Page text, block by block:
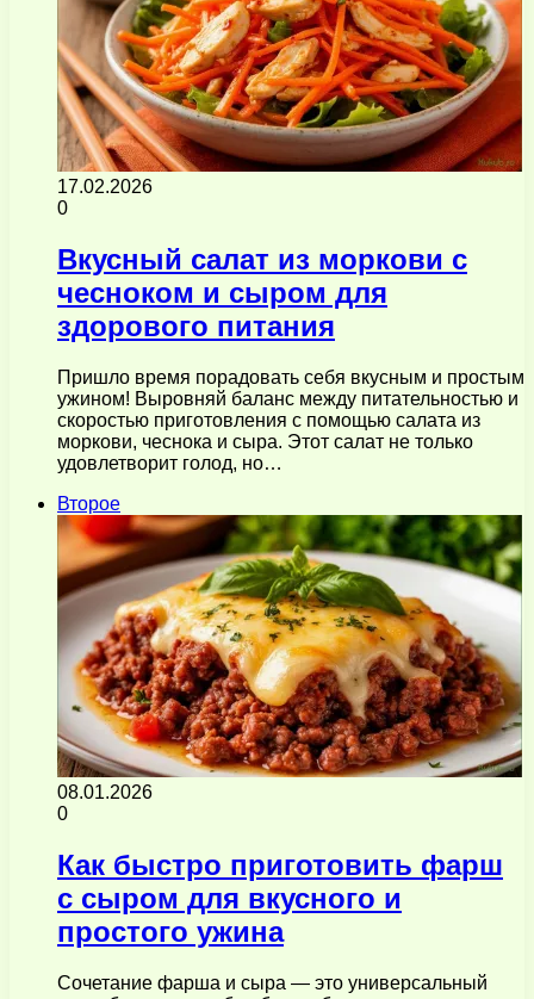
17.02.2026
0
Вкусный салат из моркови с
чесноком и сыром для
здорового питания
Пришло время порадовать себя вкусным и простым
ужином! Выровняй баланс между питательностью и
скоростью приготовления с помощью салата из
моркови, чеснока и сыра. Этот салат не только
удовлетворит голод, но…
Второе
08.01.2026
0
Как быстро приготовить фарш
с сыром для вкусного и
простого ужина
Сочетание фарша и сыра — это универсальный